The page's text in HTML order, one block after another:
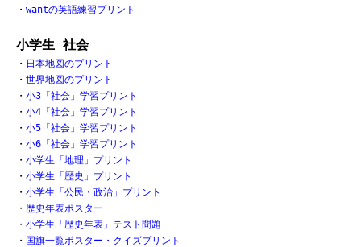
・ wantの英語練習プリント
小学生 社会
・ 日本地図のプリント
・ 世界地図のプリント
・ 小3「社会」学習プリント
・ 小4「社会」学習プリント
・ 小5「社会」学習プリント
・ 小6「社会」学習プリント
・ 小学生「地理」プリント
・ 小学生「歴史」プリント
・ 小学生「公民・政治」プリント
・ 歴史年表ポスター
・ 小学生「歴史年表」テスト問題
・ 国旗一覧ポスター・クイズプリント